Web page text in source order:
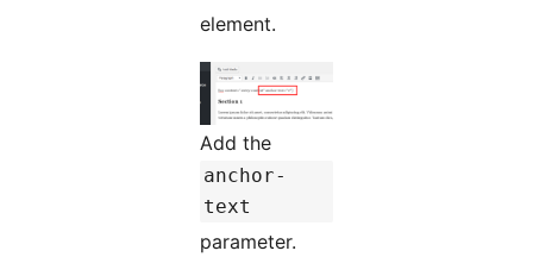
element.
Add the
anchor-
text
parameter.